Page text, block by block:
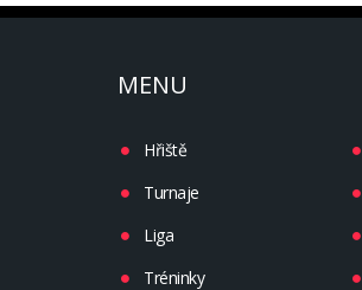
MENU
Hřiště
Turnaje
Liga
Tréninky